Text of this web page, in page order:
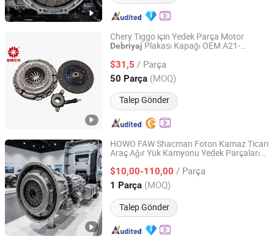
Chery Tiggo için Yedek Parça Motor
Debriyaj Plakası Kapağı OEM A21-
$31,5 / Parça
50 Parça (MOQ)
Talep Gönder
Yuhuan Bowei Clutch Co., Ltd.
Zhejiang, China Fiyat 2026
HOWO FAW Shacman Foton Kamaz Ticari
Araç Ağır Yük Kamyonu Yedek Parçaları
PlakasıDebriyajWg9525160021
$10,00-110,00 / Parça
1 Parça (MOQ)
Talep Gönder
Changchun Yidong Automobile Parts Manufacturing Co.,
Ltd.
Jilin, China Fiyat 2025